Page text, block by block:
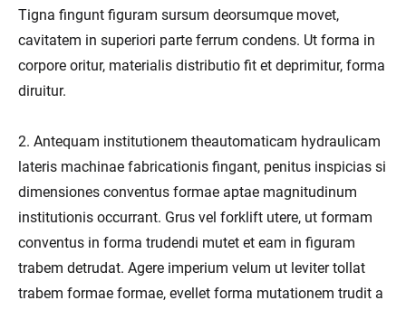
Tigna fingunt figuram sursum deorsumque movet,
cavitatem in superiori parte ferrum condens. Ut forma in
corpore oritur, materialis distributio fit et deprimitur, forma
diruitur.
2. Antequam institutionem theautomaticam hydraulicam
lateris machinae fabricationis fingant, penitus inspicias si
dimensiones conventus formae aptae magnitudinum
institutionis occurrant. Grus vel forklift utere, ut formam
conventus in forma trudendi mutet et eam in figuram
trabem detrudat. Agere imperium velum ut leviter tollat ​​
trabem formae formae, evellet forma mutationem trudit a